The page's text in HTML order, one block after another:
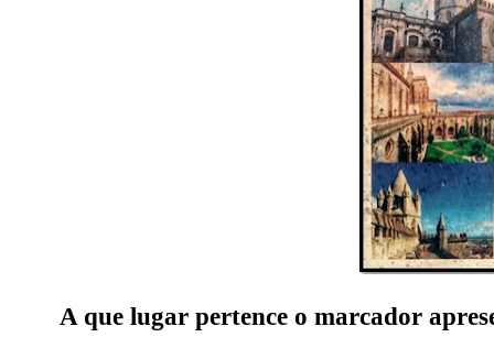
A que lugar pertence o marcador